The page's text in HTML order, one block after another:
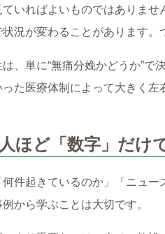
いればよいものではありま
況が変わることがあります
、単に“無痛分娩かどうか”
た医療体制によって大きく左
ほど「数字」だけ
件起きているのか」「ニュ
から学ぶことは大切です。